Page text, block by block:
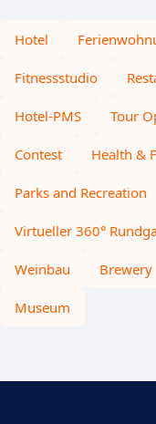
Hotel
Fitnessstudio
Hotel-PMS Tour
Contest Health &
Parks and Recreation
Virtueller 360°
Weinbau Brewery
Museum